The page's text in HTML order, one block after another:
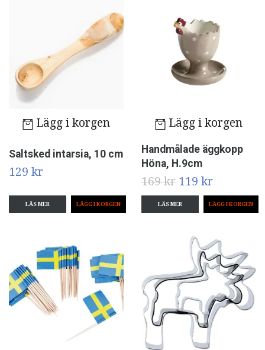
Lägg i korgen
Saltsked intarsia, 10 cm
129 kr
LÄS MER
Lägg i korgen
Handmålade äggkopp
Höna, H.9cm
169 kr 119 kr
LÄS MER